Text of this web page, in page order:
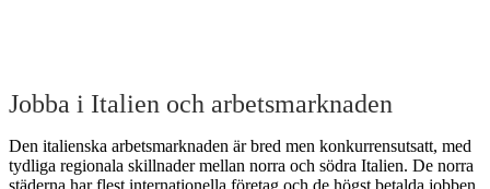
Jobba i Italien och arbetsmarknaden
Den italienska arbetsmarknaden är bred men konkurrensutsatt, med
tydliga regionala skillnader mellan norra och södra Italien. De norra
städerna har flest internationella företag och de högst betalda jobben.